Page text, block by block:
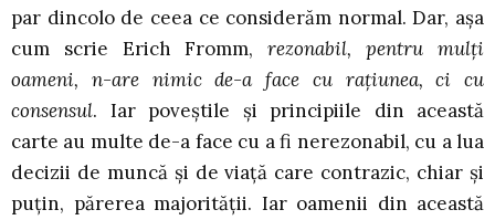
par dincolo de ceea ce considerăm normal. Dar, așa
cum scrie Erich Fromm,rezonabil, pentru mulți
oameni, n-are nimic de-a face cu rațiunea, ci cu
consensul. Iar poveștile și principiile din această
carte au multe de-a face cu a fi nerezonabil, cu a lua
decizii de muncă și de viață care contrazic, chiar și
puțin, părerea majorității. Iar oamenii din această